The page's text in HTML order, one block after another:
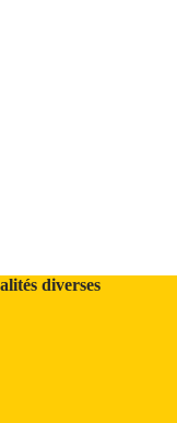
diverses